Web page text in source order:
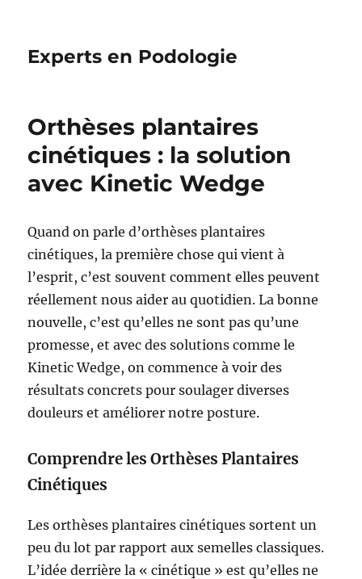
Experts en Podologie
Orthèses plantaires
cinétiques : la solution
avec Kinetic Wedge
Quand on parle d’orthèses plantaires
cinétiques, la première chose qui vient à
l’esprit, c’est souvent comment elles peuvent
réellement nous aider au quotidien. La bonne
nouvelle, c’est qu’elles ne sont pas qu’une
promesse, et avec des solutions comme le
Kinetic Wedge, on commence à voir des
résultats concrets pour soulager diverses
douleurs et améliorer notre posture.
Comprendre les Orthèses Plantaires
Cinétiques
Les orthèses plantaires cinétiques sortent un
peu du lot par rapport aux semelles classiques.
L’idée derrière la « cinétique » est qu’elles ne